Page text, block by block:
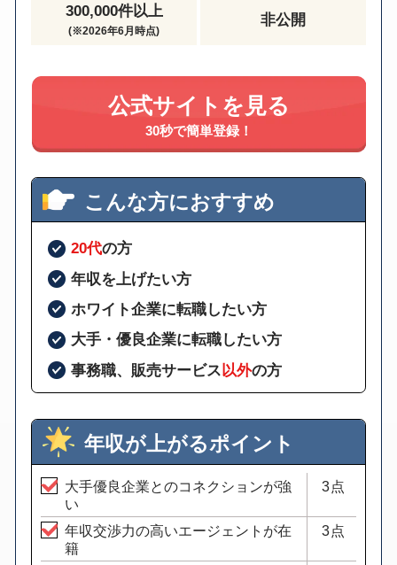
300,000件以上
(※2026年6月時点)
非公開
公式サイトを見る
30秒で簡単登録！
こんな方におすすめ
20代の方
年収を上げたい方
ホワイト企業に転職したい方
大手・優良企業に転職したい方
事務職、販売サービス 以外の方
年収が上がるポイント
大手優良企業とのコネクションが強
い
3点
年収交渉力の高いエージェントが在
籍
3点